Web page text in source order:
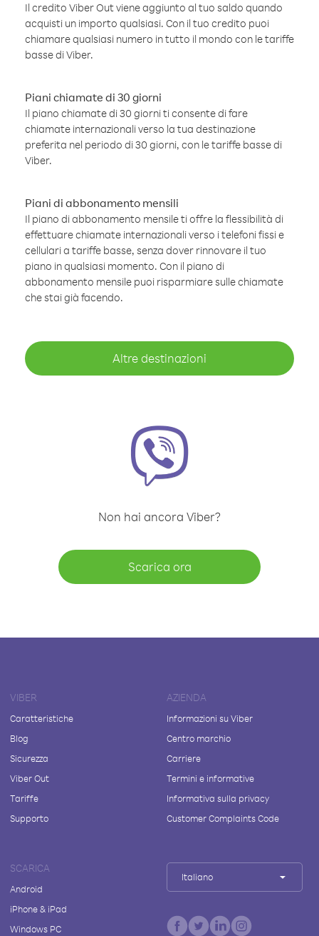
Il credito Viber Out viene aggiunto al tuo saldo quando
acquisti un importo qualsiasi. Con il tuo credito puoi
chiamare qualsiasi numero in tutto il mondo con le tariffe
basse di Viber.
Piani chiamate di 30 giorni
Il piano chiamate di 30 giorni ti consente di fare
chiamate internazionali verso la tua destinazione
preferita nel periodo di 30 giorni, con le tariffe basse di
Viber.
Piani di abbonamento mensili
Il piano di abbonamento mensile ti offre la flessibilità di
effettuare chiamate internazionali verso i telefoni fissi e
cellulari a tariffe basse, senza dover rinnovare il tuo
piano in qualsiasi momento. Con il piano di
abbonamento mensile puoi risparmiare sulle chiamate
che stai già facendo.
Altre destinazioni
Non hai ancora Viber?
Scarica ora
VIBER
Caratteristiche
Blog
Sicurezza
Viber Out
Tariffe
Supporto
AZIENDA
Informazioni su Viber
Centro marchio
Carriere
Termini e informative
Informativa sulla privacy
Customer Complaints Code
SCARICA
Android
iPhone & iPad
Windows PC
Italiano